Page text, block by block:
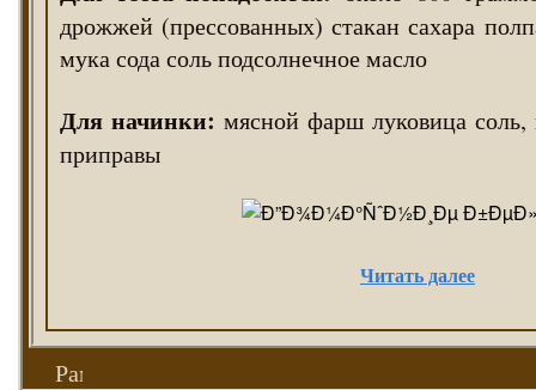
дрожжей (прессованных) стакан сахара
мука сода соль подсолнечное масло
Для начинки: мясной фарш луковица
приправы
Читать далее
Рамочки от Ларки